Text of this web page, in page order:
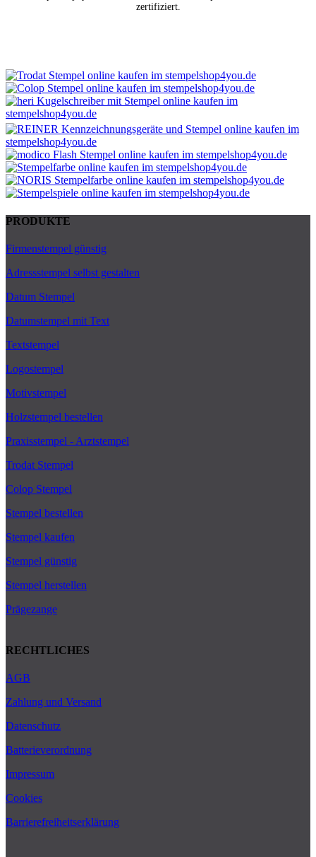
zertifiziert.
PRODUKTE
Firmenstempel günstig
Adressstempel selbst gestalten
Datum Stempel
Datumstempel mit Text
Textstempel
Logostempel
Motivstempel
Holzstempel bestellen
Praxisstempel - Arztstempel
Trodat Stempel
Colop Stempel
Stempel bestellen
Stempel kaufen
Stempel günstig
Stempel herstellen
Prägezange
RECHTLICHES
AGB
Zahlung und Versand
Datenschutz
Batterieverordnung
Impressum
Cookies
Barrierefreiheitserklärung